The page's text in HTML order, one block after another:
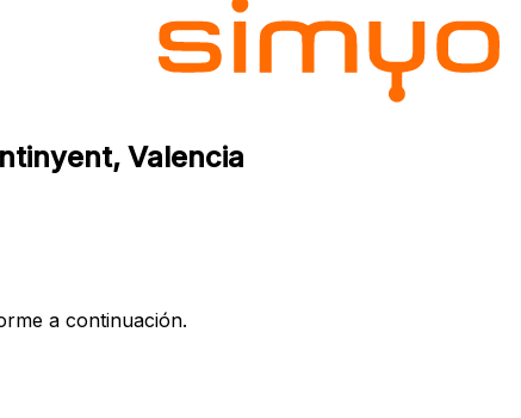
Valencia
a continuación.